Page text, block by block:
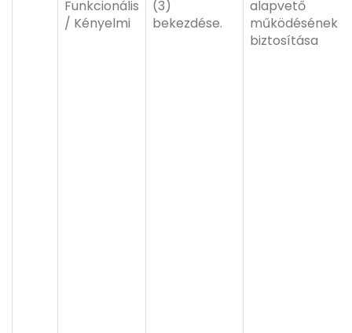
Funkcionális
/ Kényelmi
(3)
bekezdése.
alapvető
működésének
biztosítása